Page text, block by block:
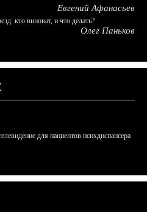
Евгений Афанасьев
кто виноват, и что делать?
Олег Паньков
для пациентов психдиспансера